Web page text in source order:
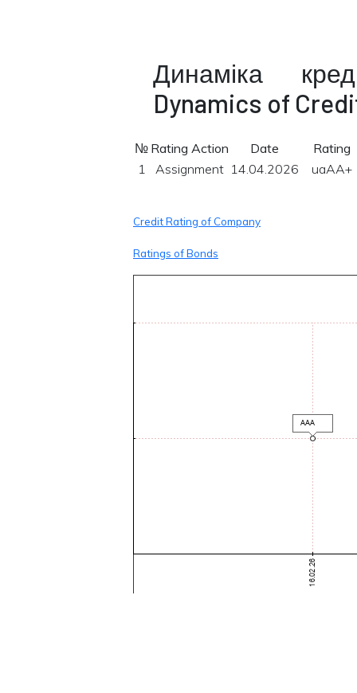
Динаміка
Dynamics of
№ Rating Action Date
Rating
1
Assignment 14.04.2026 uaAA+
Credit Rating of Company
Ratings of Bonds